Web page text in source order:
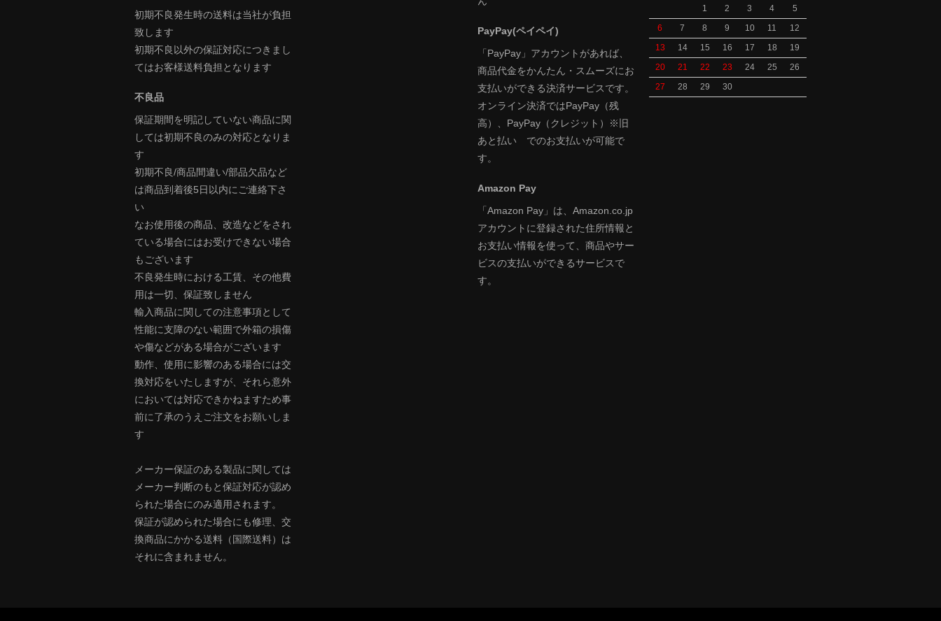
初期不良発生時の送料は当社が負担
致します
初期不良以外の保証対応につきまし
てはお客様送料負担となります
不良品
保証期間を明記していない商品に関
しては初期不良のみの対応となりま
す
初期不良/商品間違い/部品欠品など
は商品到着後5日以内にご連絡下さ
い
なお使用後の商品、改造などをされ
ている場合にはお受けできない場合
もございます
不良発生時における工賃、その他費
用は一切、保証致しません
輸入商品に関しての注意事項として
性能に支障のない範囲で外箱の損傷
や傷などがある場合がございます
動作、使用に影響のある場合には交
換対応をいたしますが、それら意外
においては対応できかねますため事
前に了承のうえご注文をお願いしま
す
メーカー保証のある製品に関しては
メーカー判断のもと保証対応が認め
られた場合にのみ適用されます。
保証が認められた場合にも修理、交
換商品にかかる送料（国際送料）は
それに含まれません。
PayPay(ペイペイ)
「PayPay」アカウントがあれば、
商品代金をかんたん・スムーズにお
支払いができる決済サービスです。
オンライン決済ではPayPay（残
高）、PayPay（クレジット）※旧
あと払い でのお支払いが可能で
す。
Amazon Pay
「Amazon Pay」は、Amazon.co.jp
アカウントに登録された住所情報と
お支払い情報を使って、商品やサー
ビスの支払いができるサービスで
す。
1
2 3 4
5
6
7 8 9 10 11
12
13
14 15 16 17 18
19
20
21 22 23 24 25
26
27
28 29 30